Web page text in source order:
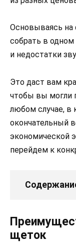
Основываясь на
собрать в
и недостатки
Это даст вам
чтобы вы могли
любом случае, в
окончательный
экономической
перейдем к
щеток